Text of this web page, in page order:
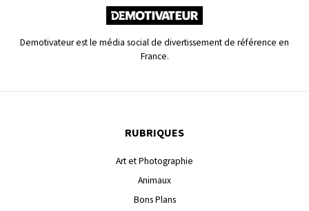
Demotivateur est le média social de divertissement de référence en
France.
RUBRIQUES
Art et Photographie
Animaux
Bons Plans